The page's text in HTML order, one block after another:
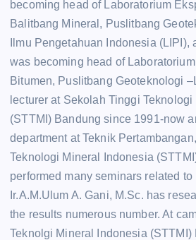
becoming head of Laboratorium
Balitbang Mineral, Puslitbang
Ilmu Pengetahuan Indonesia (LIPI),
was becoming head of
Bitumen, Puslitbang Geoteknologi
lecturer at Sekolah Tinggi
(STTMI) Bandung since 1991-now
department at Teknik
Teknologi Mineral Indonesia
performed many seminars related to
Ir.A.M.Ulum A. Gani, M.Sc. has
the results numerous number. At
Teknolgi Mineral Indonesia (STTMI)